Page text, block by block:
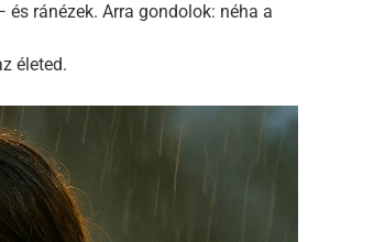
ránézek. Arra gondolok: néha a
életed.